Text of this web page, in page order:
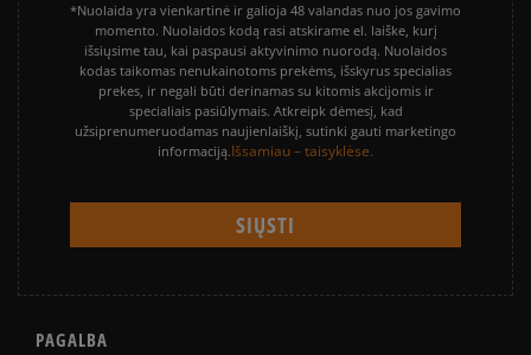
*Nuolaida yra vienkartinė ir galioja 48 valandas nuo jos gavimo
momento. Nuolaidos kodą rasi atskirame el. laiške, kurį
išsiųsime tau, kai paspausi aktyvinimo nuorodą. Nuolaidos
kodas taikomas nenukainotoms prekėms, išskyrus specialias
prekes, ir negali būti derinamas su kitomis akcijomis ir
specialiais pasiūlymais. Atkreipk dėmesį, kad
užsiprenumeruodamas naujienlaiškį, sutinki gauti marketingo
informaciją.Išsamiau – taisyklėse.
PAGALBA